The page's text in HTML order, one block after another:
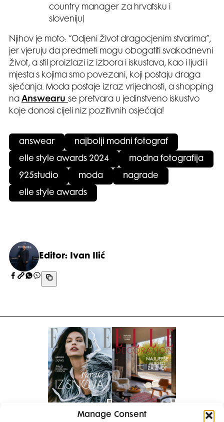
Manage Consent
country manager za hrvatsku i
sloveniju)
Njihov je moto: “Odjeni život dragocjenim stvarima”,
jer vjeruju da predmeti mogu obogatiti svakodnevni
život, a stil proizlazi iz izbora i iskustava, kao i ljudi i
mjesta s kojima smo povezani, koji postaju draga
sjećanja. Moda postaje izraz vrijednosti, a shopping
na Answearu se pretvara u jedinstveno iskustvo
koje donosi cijeli niz pozitivnih osjećaja!
answear najbolji modni fotograf
elle style awards 2024 modna fotografija
925studio moda nagrade
elle style awards
Editor: Ivan Ilić
Pretplati se na časopis